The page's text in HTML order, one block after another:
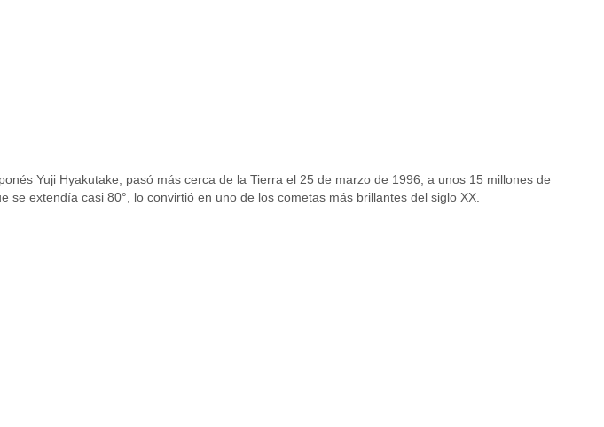
Yuji Hyakutake, pasó más cerca de la Tierra el 25 de marzo de 1996, a unos 15 millones de
extendía casi 80°, lo convirtió en uno de los cometas más brillantes del siglo XX.